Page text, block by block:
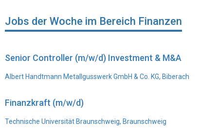
Jobs der Woche im Bereich Finanzen
Senior Controller (m/w/d) Investment & M&A
Albert Handtmann Metallgusswerk GmbH & Co. KG, Biberach
Finanzkraft (m/w/d)
Technische Universität Braunschweig, Braunschweig